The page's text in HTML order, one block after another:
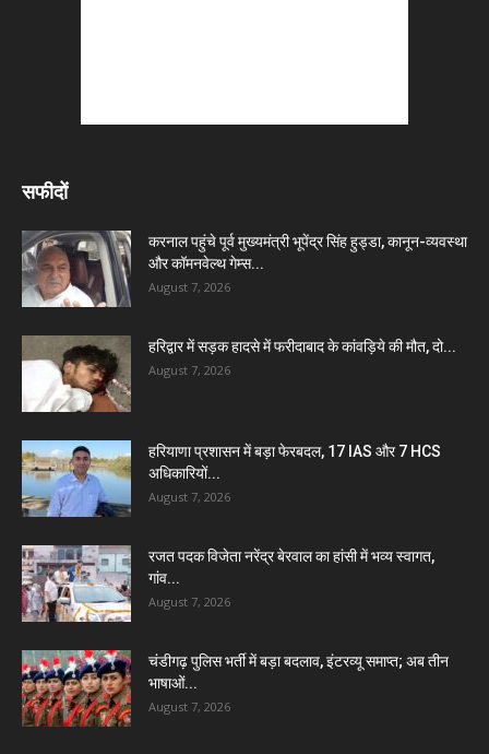
सफीदों
करनाल पहुंचे पूर्व मुख्यमंत्री भूपेंद्र सिंह हुड्डा, कानून-व्यवस्था
और कॉमनवेल्थ गेम्स...
August 7, 2026
हरिद्वार में सड़क हादसे में फरीदाबाद के कांवड़िये की मौत, दो...
August 7, 2026
हरियाणा प्रशासन में बड़ा फेरबदल, 17 IAS और 7 HCS
अधिकारियों...
August 7, 2026
रजत पदक विजेता नरेंद्र बेरवाल का हांसी में भव्य स्वागत,
गांव...
August 7, 2026
चंडीगढ़ पुलिस भर्ती में बड़ा बदलाव, इंटरव्यू समाप्त; अब तीन
भाषाओं...
August 7, 2026